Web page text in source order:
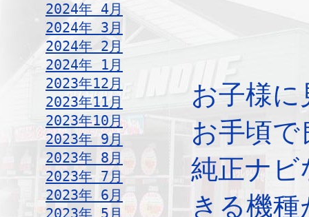
2024年 4月
2024年 3月
2024年 2月
2024年 1月
2023年12月
2023年11月
2023年10月
2023年 9月
2023年 8月
2023年 7月
2023年 6月
2023年 5月
お子様
お手頃
純正ナビ
きる機